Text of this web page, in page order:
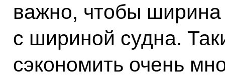
важно, чтобы
с шириной судна.
сэкономить очень